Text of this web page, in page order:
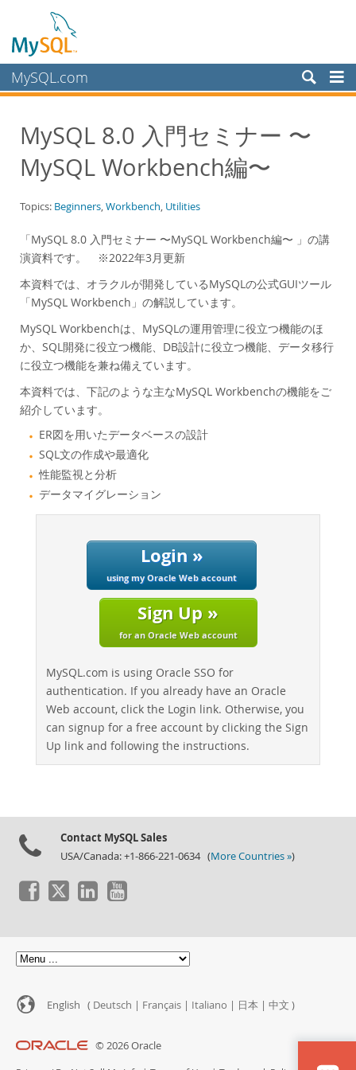
MySQL.com
Services
Partners
White Papers
Presentations
Videos
Books
Performance
Benchmarks
Migration
TCO Savings
Industries
News & Events
Developer Zone
MySQL 8.0 入門セミナー 〜
MySQL Workbench編〜
Topics: Beginners,Workbench, Utilities
「MySQL 8.0 入門セミナー 〜MySQL Workbench編〜 」の講
演資料です。 ※2022年3月更新
本資料では、オラクルが開発しているMySQLの公式GUIツール
「MySQL Workbench」の解説しています。
MySQL Workbenchは、MySQLの運用管理に役立つ機能のほ
か、SQL開発に役立つ機能、DB設計に役立つ機能、データ移行
に役立つ機能を兼ね備えています。
本資料では、下記のような主なMySQL Workbenchの機能をご
紹介しています。
ER図を用いたデータベースの設計
SQL文の作成や最適化
性能監視と分析
データマイグレーション
Login »
using my Oracle Web account
Sign Up »
for an Oracle Web account
MySQL.com is using Oracle SSO for
authentication. If you already have an Oracle
Web account, click the Login link. Otherwise, you
can signup for a free account by clicking the Sign
Up link and following the instructions.
Contact MySQL Sales
USA/Canada: +1-866-221-0634 (More Countries »)
English ( Deutsch | Français | Italiano | 日本 | 中文 )
© 2026 Oracle